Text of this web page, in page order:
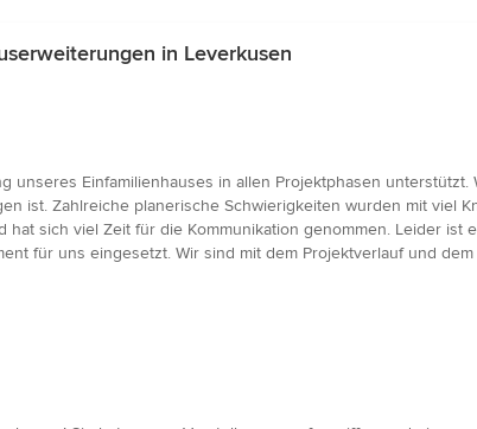
in Leverkusen
unseres Einfamilienhauses in allen Projektphasen
ist. Zahlreiche planerische Schwierigkeiten wurden mit viel
sich viel Zeit für die Kommunikation genommen. Leider
für uns eingesetzt. Wir sind mit dem Projektverlauf und